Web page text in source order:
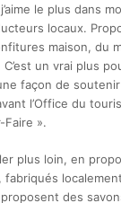
le plus dans
locaux.
maison, du
un vrai plus
façon de soutenir
l’Office du
Faire ».
plus loin, en
fabriqués
des